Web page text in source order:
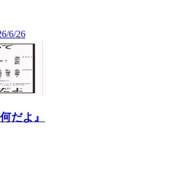
6/26
だよ』